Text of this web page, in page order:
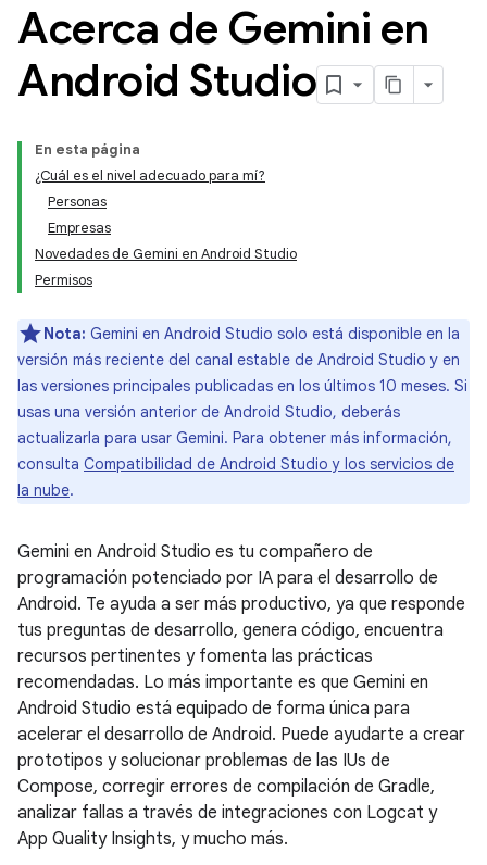
Acerca de Gemini en
Android Studio
En esta página
¿Cuál es el nivel adecuado para mí?
Personas
Empresas
Novedades de Gemini en Android Studio
Permisos
Nota: Gemini en Android Studio solo está disponible en la
versión más reciente del canal estable de Android Studio y en
las versiones principales publicadas en los últimos 10 meses. Si
usas una versión anterior de Android Studio, deberás
actualizarla para usar Gemini. Para obtener más información,
consulta Compatibilidad de Android Studio y los servicios de
la nube.
Gemini en Android Studio es tu compañero de
programación potenciado por IA para el desarrollo de
Android. Te ayuda a ser más productivo, ya que responde
tus preguntas de desarrollo, genera código, encuentra
recursos pertinentes y fomenta las prácticas
recomendadas. Lo más importante es que Gemini en
Android Studio está equipado de forma única para
acelerar el desarrollo de Android. Puede ayudarte a crear
prototipos y solucionar problemas de las IUs de
Compose, corregir errores de compilación de Gradle,
analizar fallas a través de integraciones con Logcat y
App Quality Insights, y mucho más.